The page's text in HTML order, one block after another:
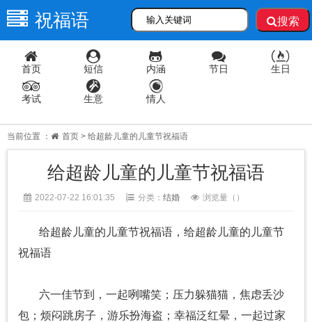
祝福语 搜索
首页 短信 内涵 节日 生日
考试 生意 情人
当前位置 ： 首页 > 给超龄儿童的儿童节祝福语
给超龄儿童的儿童节祝福语
2022-07-22 16:01:35 分类： 结婚 浏览量（ ）
给超龄儿童的儿童节祝福语，给超龄儿童的儿童节
祝福语
六一佳节到，一起咧嘴笑；压力躲猫猫，焦虑丢沙
包；烦闷跳房子，游乐扮海盗；幸福泛红晕，一起过家